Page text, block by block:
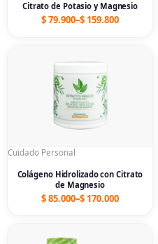
Citrato de Potasio y Magnesio
$79.900–$ 159.800
Cuidado Personal
Colágeno Hidrolizado con Citrato
de Magnesio
$85.000–$ 170.000
range:
$ 85.000
through
$ 170.000